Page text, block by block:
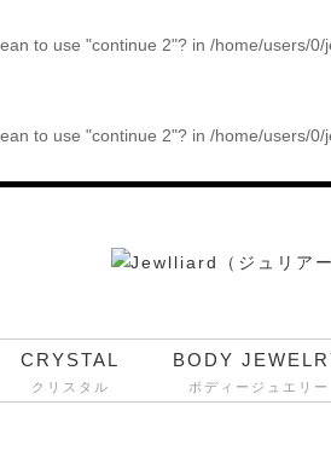
to use "continue 2"? in /home/users/0/
to use "continue 2"? in /home/users/0/
CRYSTAL
クリスタル
BODY
ボディージュエリー